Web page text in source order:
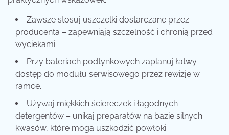
Zawsze stosuj uszczelki dostarczane przez
producenta – zapewniają szczelność i chronią przed
wyciekami.
Przy bateriach podtynkowych zaplanuj łatwy
dostęp do modułu serwisowego przez rewizję w
ramce.
Używaj miękkich ściereczek i łagodnych
detergentów – unikaj preparatów na bazie silnych
kwasów, które mogą uszkodzić powłoki.